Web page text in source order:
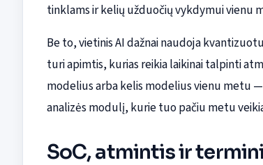
tinklams ir kelių užduočių vykdymui vienu
Be to, vietinis AI dažnai naudoja
turi apimtis, kurias reikia laikinai talpinti
modelius arba kelis modelius vienu metu
analizės modulį, kurie tuo pačiu metu
SoC, atmintis ir